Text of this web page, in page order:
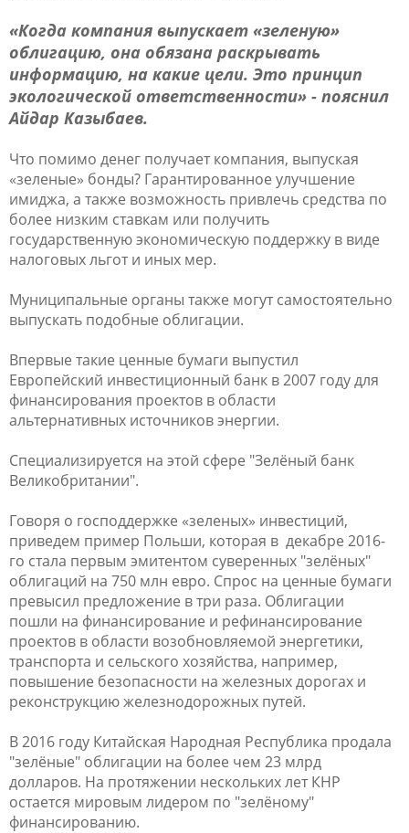
«Когда компания выпускает «зеленую»
облигацию, она обязана раскрывать
информацию, на какие цели. Это принцип
экологической ответственности» - пояснил
Айдар Казыбаев.
Что помимо денег получает компания, выпуская
«зеленые» бонды? Гарантированное улучшение
имиджа, а также возможность привлечь средства по
более низким ставкам или получить
государственную экономическую поддержку в виде
налоговых льгот и иных мер.
Муниципальные органы также могут самостоятельно
выпускать подобные облигации.
Впервые такие ценные бумаги выпустил
Европейский инвестиционный банк в 2007 году для
финансирования проектов в области
альтернативных источников энергии.
Специализируется на этой сфере "Зелёный банк
Великобритании".
Говоря о господдержке «зеленых» инвестиций,
приведем пример Польши, которая в декабре 2016-
го стала первым эмитентом суверенных "зелёных"
облигаций на 750 млн евро. Спрос на ценные бумаги
превысил предложение в три раза. Облигации
пошли на финансирование и рефинансирование
проектов в области возобновляемой энергетики,
транспорта и сельского хозяйства, например,
повышение безопасности на железных дорогах и
реконструкцию железнодорожных путей.
В 2016 году Китайская Народная Республика продала
"зелёные" облигации на более чем 23 млрд
долларов. На протяжении нескольких лет КНР
остается мировым лидером по "зелёному"
финансированию.